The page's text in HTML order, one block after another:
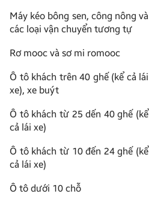
Máy kéo bông sen, công nông và
các loại vận chuyển tương tự
Rơ mooc và sơ mi romooc
Ô tô khách trên 40 ghế (kể cả lái
xe), xe buýt
Ô tô khách từ 25 dến 40 ghế (kể
cả lái xe)
Ô tô khách từ 10 đến 24 ghế (kể
cả lái xe)
Ô tô dưới 10 chỗ